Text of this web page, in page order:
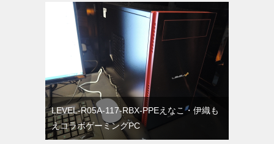
LEVEL-R05A-117-RBX-PPEえなこ・伊織も
えコラボゲーミングPC